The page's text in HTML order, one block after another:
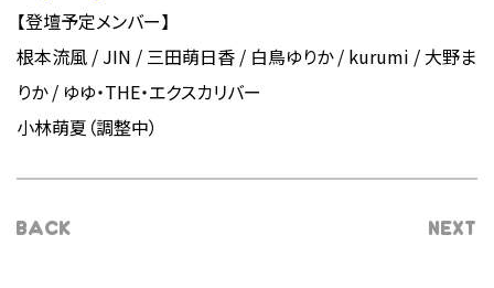
【登壇予定メンバー】
根本流風 / JIN / 三田萌日香 / 白鳥ゆりか / kurumi / 大野ま
りか / ゆゆ・THE・エクスカリバー
小林萌夏（調整中）
BACK NEXT